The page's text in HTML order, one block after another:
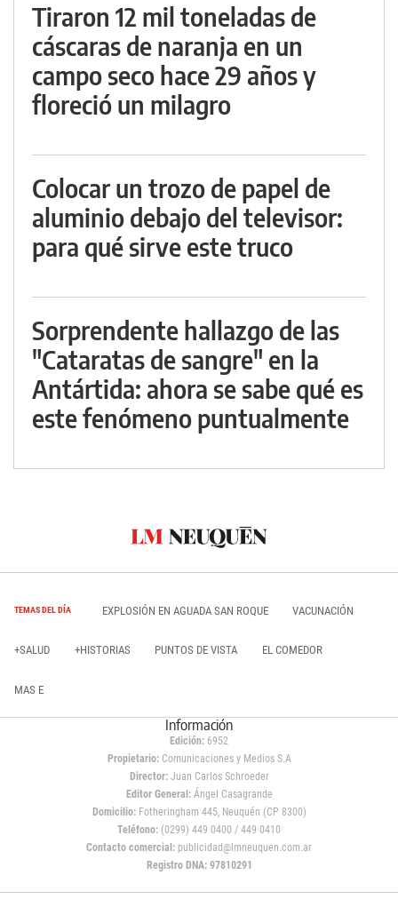
Tiraron 12 mil toneladas de
cáscaras de naranja en un
campo seco hace 29 años y
floreció un milagro
Colocar un trozo de papel de
aluminio debajo del televisor:
para qué sirve este truco
Sorprendente hallazgo de las
"Cataratas de sangre" en la
Antártida: ahora se sabe qué es
este fenómeno puntualmente
TEMAS DEL DÍA EXPLOSIÓN EN AGUADA SAN ROQUE VACUNACIÓN
+SALUD +HISTORIAS PUNTOS DE VISTA EL COMEDOR
MAS E
Información
Edición: 6952
Propietario:Comunicaciones y Medios S.A
Director: Juan Carlos Schroeder
Editor General:Ángel Casagrande
Domicilio:Fotheringham 445, Neuquén (CP 8300)
Teléfono: (0299) 449 0400 / 449 0410
Contacto comercial: publicidad@lmneuquen.com.ar
Registro DNA: 97810291